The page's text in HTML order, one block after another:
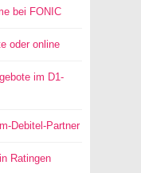
bei FONIC
oder online
im D1-
Debitel-Partner
Ratingen